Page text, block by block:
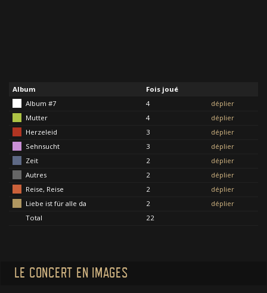
Album
Fois joué
Album #7
4
déplier
Mutter
4
déplier
Herzeleid
3
déplier
Sehnsucht
3
déplier
Zeit
2
déplier
Autres
2
déplier
Reise, Reise
2
déplier
Liebe ist für alle da
2
déplier
Total
22
LE CONCERT EN IMAGES